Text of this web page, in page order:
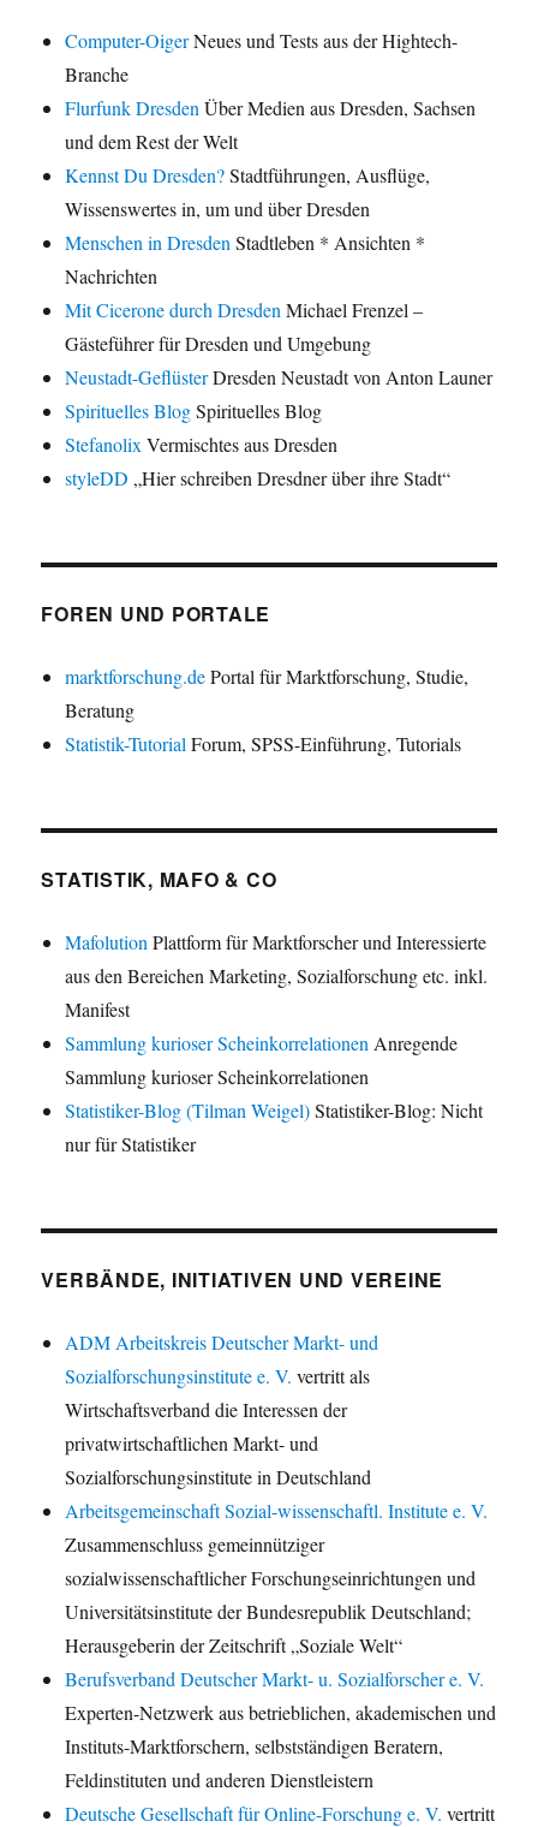
Computer-OigerNeues und Tests aus der Hightech-
Branche
Flurfunk Dresden Über Medien aus Dresden, Sachsen
und dem Rest der Welt
Kennst Du Dresden?Stadtführungen, Ausflüge,
Wissenswertes in, um und über Dresden
Menschen in Dresden Stadtleben * Ansichten *
Nachrichten
Mit Cicerone durch Dresden Michael Frenzel –
Gästeführer für Dresden und Umgebung
Neustadt-GeflüsterDresden Neustadt von Anton Launer
Spirituelles BlogSpirituelles Blog
Stefanolix Vermischtes aus Dresden
styleDD „Hier schreiben Dresdner über ihre Stadt“
FOREN UND PORTALE
marktforschung.dePortal für Marktforschung, Studie,
Beratung
Statistik-Tutorial Forum, SPSS-Einführung, Tutorials
STATISTIK, MAFO & CO
Mafolution Plattform für Marktforscher und Interessierte
aus den Bereichen Marketing, Sozialforschung etc. inkl.
Manifest
Sammlung kurioser Scheinkorrelationen Anregende
Sammlung kurioser Scheinkorrelationen
Statistiker-Blog (Tilman Weigel)Statistiker-Blog: Nicht
nur für Statistiker
VERBÄNDE, INITIATIVEN UND VEREINE
ADM Arbeitskreis Deutscher Markt- und
Sozialforschungsinstitute e. V. vertritt als
Wirtschaftsverband die Interessen der
privatwirtschaftlichen Markt- und
Sozialforschungsinstitute in Deutschland
Arbeitsgemeinschaft Sozial-wissenschaftl. Institute e. V.
Zusammenschluss gemeinnütziger
sozialwissenschaftlicher Forschungseinrichtungen und
Universitätsinstitute der Bundesrepublik Deutschland;
Herausgeberin der Zeitschrift „Soziale Welt“
Berufsverband Deutscher Markt- u. Sozialforscher e. V.
Experten-Netzwerk aus betrieblichen, akademischen und
Instituts-Marktforschern, selbstständigen Beratern,
Feldinstituten und anderen Dienstleistern
Deutsche Gesellschaft für Online-Forschung e. V. vertritt